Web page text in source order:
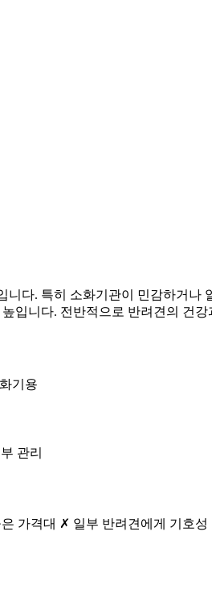
다. 특히 소화기관이 민감하거
입니다. 전반적으로 반려견의 건
기용
관리
가격대 ✗ 일부 반려견에게 기호성